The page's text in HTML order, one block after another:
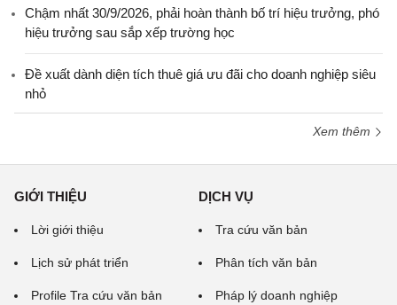
Chậm nhất 30/9/2026, phải hoàn thành bố trí hiệu trưởng, phó
hiệu trưởng sau sắp xếp trường học
Đề xuất dành diện tích thuê giá ưu đãi cho doanh nghiệp siêu
nhỏ
Xem thêm
GIỚI THIỆU
Lời giới thiệu
Lịch sử phát triển
Profile Tra cứu văn bản
DỊCH VỤ
Tra cứu văn bản
Phân tích văn bản
Pháp lý doanh nghiệp